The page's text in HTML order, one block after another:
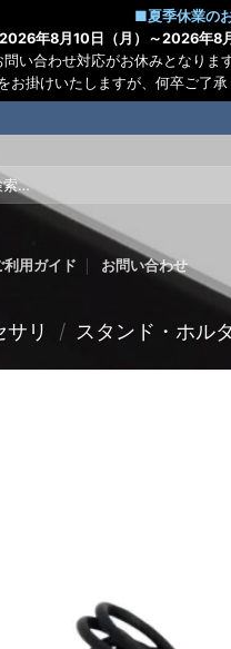
■夏季休業の
2026年8月10日（月）～2026年8
い合わせ対応がお休みとなり
お掛けいたしますが、何卒ご了
利用ガイド お問い合わせ
リ / スタンド・ホル